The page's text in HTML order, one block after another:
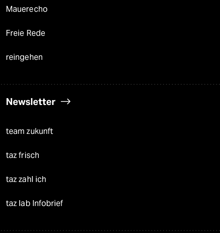
Mauerecho
Freie Rede
reingehen
Newsletter
team zukunft
taz frisch
taz zahl ich
taz lab Infobrief